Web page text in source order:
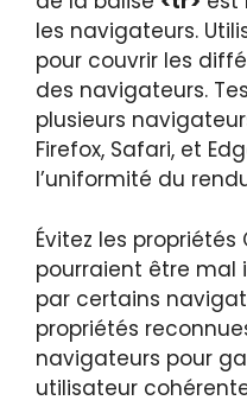
les navigateurs.
pour couvrir les
des navigateurs.
plusieurs
Firefox, Safari, et
l’uniformité du
Évitez les
pourraient être mal
par certains
propriétés
navigateurs pour
utilisateur